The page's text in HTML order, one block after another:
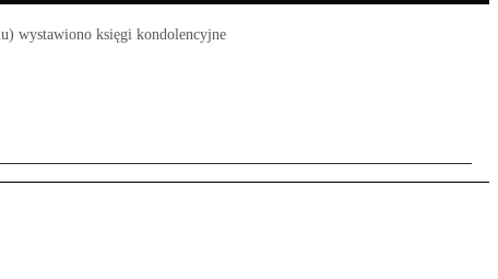
wystawiono księgi kondolencyjne